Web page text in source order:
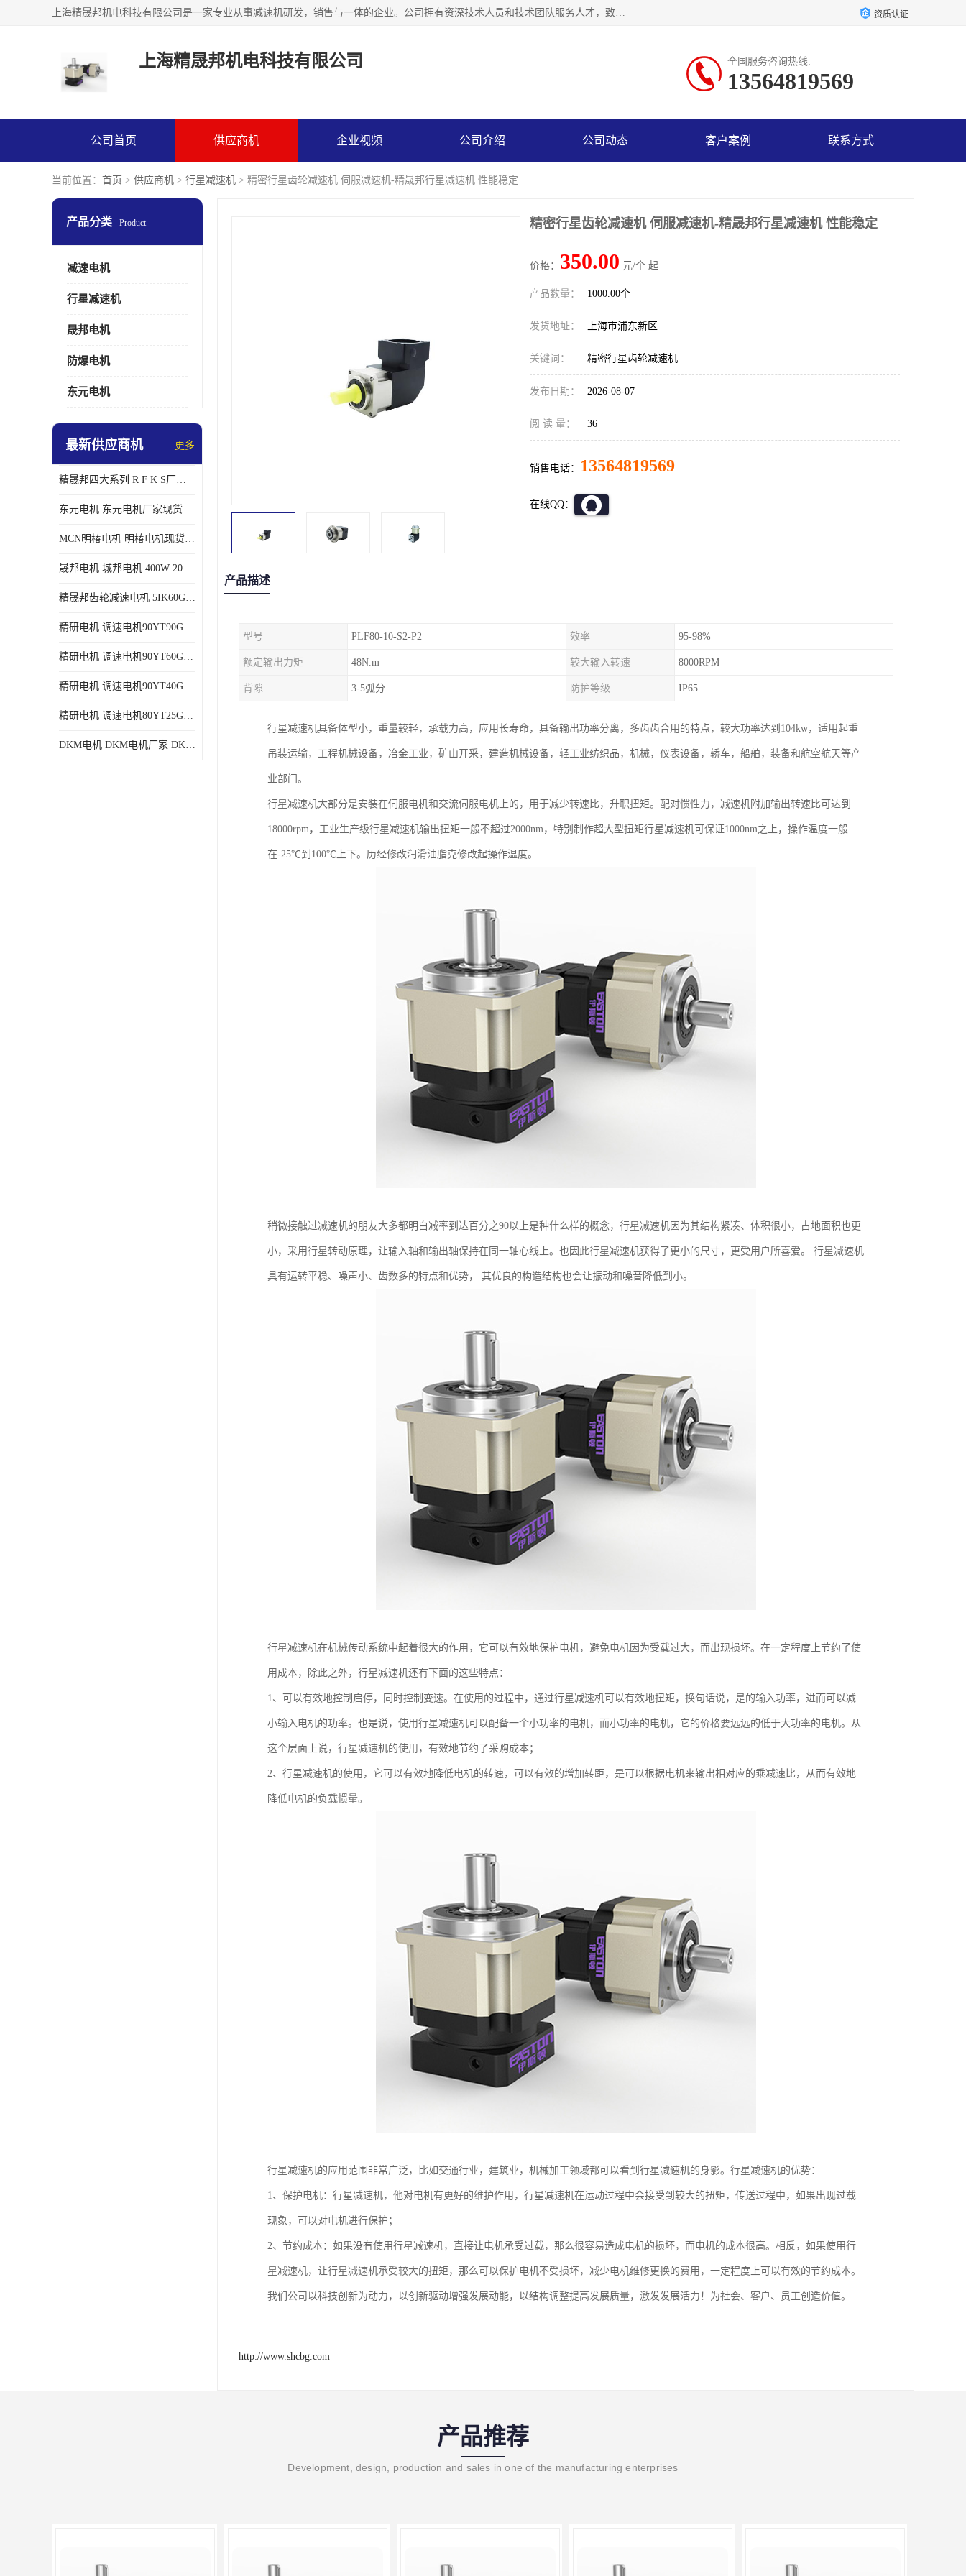
上海精晟邦机电科技有限公司是一家专业从事减速机研发，销售与一体的企业。公司拥有资深技术人员和技术团队服务人才，致力于为广大客户提供专业，细致的产品服务。主营产品有：中型减速电机，微型调速电机，精密行星减速机，蜗轮蜗杆减速机，RFKS四大系列减速机，SKM双曲面齿轮减速机，齿轮减速电机，行星减速机，防爆电机，变频器等系列；产品广泛用于汽车，船舶，能源，环保，包装，物流等领域，欢迎咨询。 资质认证
上海精晟邦机电科技有限公司 全国服务咨询热线:
13564819569
公司首页 供应商机 企业视频 公司介绍 公司动态 客户案例 联系方式
当前位置： 首页 > 供应商机 > 行星减速机 > 精密行星齿轮减速机 伺服减速机-精晟邦行星减速机 性能稳定
产品分类 Product
减速电机
行星减速机
晟邦电机
防爆电机
东元电机
最新供应商机 更多
精晟邦四大系列 R F K S厂家现货 批发价格
东元电机 东元电机厂家现货 东元电机批发价格
MCN明椿电机 明椿电机现货 明椿电机批发价格
晟邦电机 城邦电机 400W 200W 库电机 德大库 臂电机
精晟邦齿轮减速电机 5IK60GU-CF/5IK60RGU-CF调速电机厂家现货批发价格
精研电机 调速电机90YT90GV22厂家现货批发价格
精研电机 调速电机90YT60GV22厂家现货批发价格
精研电机 调速电机90YT40GV22厂家现货批发价格
精研电机 调速电机80YT25GV22厂家现货批发价格
DKM电机 DKM电机厂家 DKM减速机现货批发价格
精密行星齿轮减速机 伺服减速机-精晟邦行星减速机 性能稳定
价格： 350.00 元/个 起
产品数量： 1000.00个
发货地址： 上海市浦东新区
关键词： 精密行星齿轮减速机
发布日期： 2026-08-07
阅 读 量： 36
销售电话： 13564819569
在线QQ：
产品描述
型号 PLF80-10-S2-P2 效率 95-98%
额定输出力矩 48N.m 较大输入转速 8000RPM
背隙 3-5弧分 防护等级 IP65
行星减速机具备体型小，重量较轻，承载力高，应用长寿命，具备输出功率分离，多齿齿合用的特点，较大功率达到104kw，适用起重
吊装运输，工程机械设备，冶金工业，矿山开采，建造机械设备，轻工业纺织品，机械，仪表设备，轿车，船舶，装备和航空航天等产
业部门。
行星减速机大部分是安装在伺服电机和交流伺服电机上的，用于减少转速比，升职扭矩。配对惯性力，减速机附加输出转速比可达到
18000rpm，工业生产级行星减速机输出扭矩一般不超过2000nm，特别制作超大型扭矩行星减速机可保证1000nm之上，操作温度一般
在-25℃到100℃上下。历经修改润滑油脂克修改起操作温度。
稍微接触过减速机的朋友大多都明白减率到达百分之90以上是种什么样的概念，行星减速机因为其结构紧凑、体积很小，占地面积也更
小，采用行星转动原理，让输入轴和输出轴保持在同一轴心线上。也因此行星减速机获得了更小的尺寸，更受用户所喜爱。 行星减速机
具有运转平稳、噪声小、齿数多的特点和优势， 其优良的构造结构也会让振动和噪音降低到小。
行星减速机在机械传动系统中起着很大的作用，它可以有效地保护电机，避免电机因为受载过大，而出现损坏。在一定程度上节约了使
用成本，除此之外，行星减速机还有下面的这些特点：
1、可以有效地控制启停，同时控制变速。在使用的过程中，通过行星减速机可以有效地扭矩，换句话说，是的输入功率，进而可以减
小输入电机的功率。也是说，使用行星减速机可以配备一个小功率的电机，而小功率的电机，它的价格要远远的低于大功率的电机。从
这个层面上说，行星减速机的使用，有效地节约了采购成本；
2、行星减速机的使用，它可以有效地降低电机的转速，可以有效的增加转距，是可以根据电机来输出相对应的乘减速比，从而有效地
降低电机的负载惯量。
行星减速机的应用范围非常广泛，比如交通行业，建筑业，机械加工领域都可以看到行星减速机的身影。行星减速机的优势：
1、保护电机：行星减速机，他对电机有更好的维护作用，行星减速机在运动过程中会接受到较大的扭矩，传送过程中，如果出现过载
现象，可以对电机进行保护；
2、节约成本：如果没有使用行星减速机，直接让电机承受过载，那么很容易造成电机的损坏，而电机的成本很高。相反，如果使用行
星减速机，让行星减速机承受较大的扭矩，那么可以保护电机不受损坏，减少电机维修更换的费用，一定程度上可以有效的节约成本。
我们公司以科技创新为动力，以创新驱动增强发展动能，以结构调整提高发展质量，激发发展活力！为社会、客户、员工创造价值。
http://www.shcbg.com
产品推荐
Development, design, production and sales in one of the manufacturing enterprises